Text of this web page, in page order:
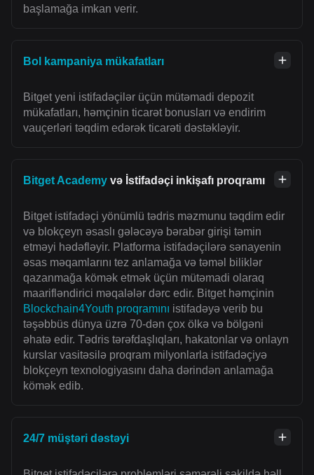
başlamağa imkan verir.
Bol kampaniya mükafatları
Bitget yeni istifadəçilər üçün mütəmadi depozit
mükafatları, həmçinin ticarət bonusları və endirim
vauçerləri təqdim edərək ticarəti dəstəkləyir.
Bitget Academy və İstifadəçi inkişafı proqramı
Bitget istifadəçi yönümlü tədris məzmunu təqdim edir
və blokçeyn əsaslı gələcəyə bərabər girişi təmin
etməyi hədəfləyir. Platforma istifadəçilərə sənayenin
əsas məqamlarını tez anlamağa və təməl biliklər
qazanmağa kömək etmək üçün mütəmadi olaraq
maarifləndirici məqalələr dərc edir. Bitget həmçinin
Blockchain4Youth proqramını istifadəyə verib bu
təşəbbüs dünya üzrə 70-dən çox ölkə və bölgəni
əhatə edir. Tədris tərəfdaşlıqları, hakatonlar və onlayn
kurslar vasitəsilə proqram milyonlarla istifadəçiyə
blokçeyn texnologiyasını daha dərindən anlamağa
kömək edib.
24/7 müştəri dəstəyi